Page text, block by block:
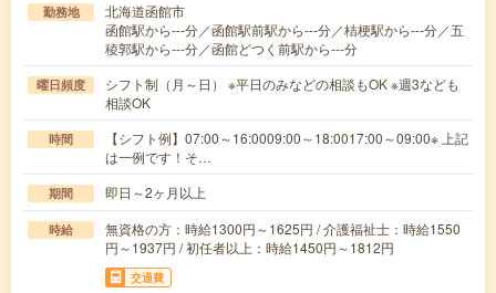
勤務地
北海道函館市
函館駅から---分／函館駅前駅から---分／桔梗駅から---分／五
稜郭駅から---分／函館どつく前駅から---分
曜日頻度
シフト制（月～日） ※平日のみなどの相談もOK ※週3なども
相談OK
時間
【シフト例】07:00～16:0009:00～18:0017:00～09:00※ 上記
は一例です！そ…
期間 即日～2ヶ月以上
時給
無資格の方：時給1300円～1625円 / 介護福祉士：時給1550
円～1937円 / 初任者以上：時給1450円～1812円
交通費